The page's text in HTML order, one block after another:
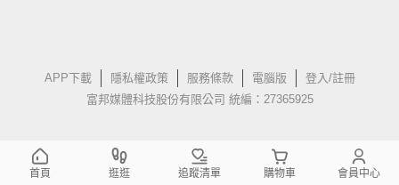
APP下載 隱私權政策 服務條款 電腦版
登入/註冊
富邦媒體科技股份有限公司 統編：27365925
首頁 逛逛 追蹤清單 購物車 會員中心